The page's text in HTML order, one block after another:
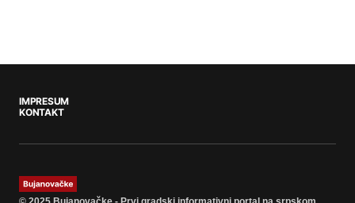
IMPRESUM
KONTAKT